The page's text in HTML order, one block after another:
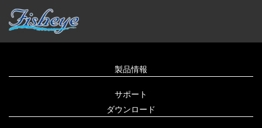
製品情報
サポート
ダウンロード